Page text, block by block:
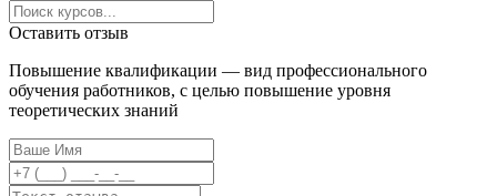
Оставить отзыв
Повышение квалификации — вид профессионального
обучения работников, с целью повышение уровня
теоретических знаний